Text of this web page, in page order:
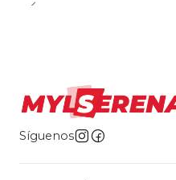
Síguenos